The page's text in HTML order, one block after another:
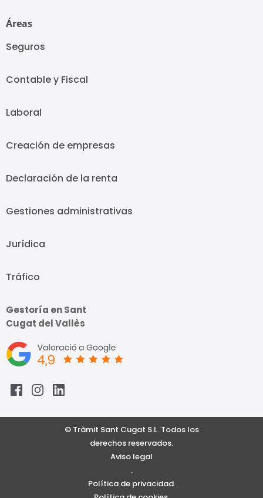
Áreas
Seguros
Contable y Fiscal
Laboral
Creación de empresas
Declaración de la renta
Gestiones administrativas
Jurídica
Tráfico
Gestoría en Sant
Cugat del Vallès
© Tràmit Sant Cugat S.L. Todos los
derechos reservados.
Aviso legal
.
Política de privacidad.